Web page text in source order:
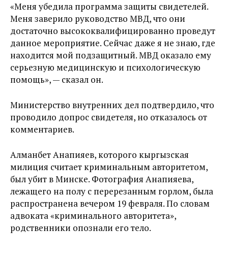
«Меня убедила программа защиты свидетелей.
Меня заверило руководство МВД, что они
достаточно высококвалифицированно проведут
данное мероприятие. Сейчас даже я не знаю, где
находится мой подзащитный. МВД оказало ему
серьезную медицинскую и психологическую
помощь», — сказал он.
Министерство внутренних дел подтвердило, что
проводило допрос свидетеля, но отказалось от
комментариев.
Алманбет Анапияев, которого кыргызская
милиция считает криминальным авторитетом,
был убит в Минске. Фотография Анапияева,
лежащего на полу с перерезанным горлом, была
распространена вечером 19 февраля. По словам
адвоката «криминального авторитета»,
родственники опознали его тело.